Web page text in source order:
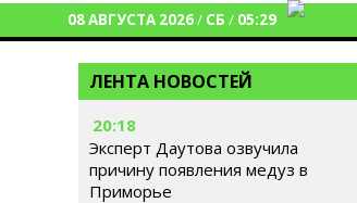
08 АВГУСТА 2026/ СБ / 05:29
ЛЕНТА НОВОСТЕЙ
20:18
Эксперт Даутова озвучила
причину появления медуз в
Приморье